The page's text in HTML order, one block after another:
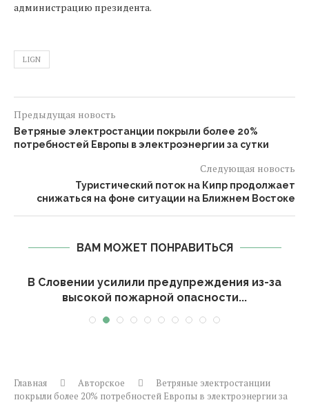
администрацию президента.
LIGN
Предыдущая новость
Ветряные электростанции покрыли более 20%
потребностей Европы в электроэнергии за сутки
Следующая новость
Туристический поток на Кипр продолжает
снижаться на фоне ситуации на Ближнем Востоке
ВАМ МОЖЕТ ПОНРАВИТЬСЯ
В Словении усилили предупреждения из-за
высокой пожарной опасности...
Главная Авторское
Ветряные электростанции
покрыли более 20% потребностей Европы в электроэнергии за